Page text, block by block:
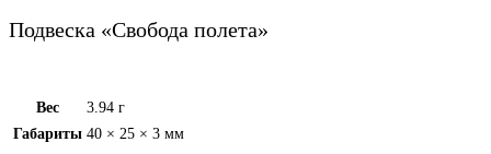
Подвеска «Свобода полета»
Вес
3.94 г
Габариты 40 × 25 × 3 мм